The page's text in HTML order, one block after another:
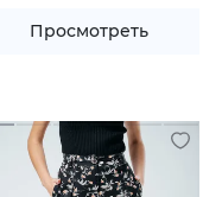
Просмотреть